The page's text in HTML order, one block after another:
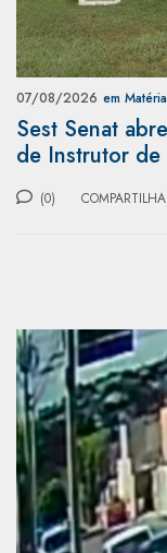
07/08/2026 em
Sest Senat
de Instrutor de
(0)